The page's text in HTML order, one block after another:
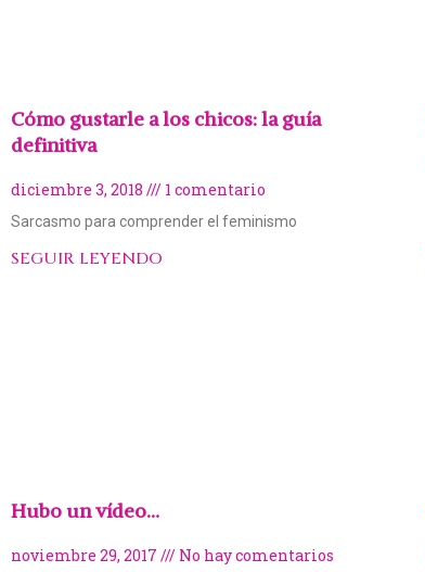
Cómo gustarle a los chicos: la guía
definitiva
diciembre 3, 2018 1 comentario
Sarcasmo para comprender el feminismo
SEGUIR LEYENDO
Hubo un vídeo…
noviembre 29, 2017 No hay comentarios